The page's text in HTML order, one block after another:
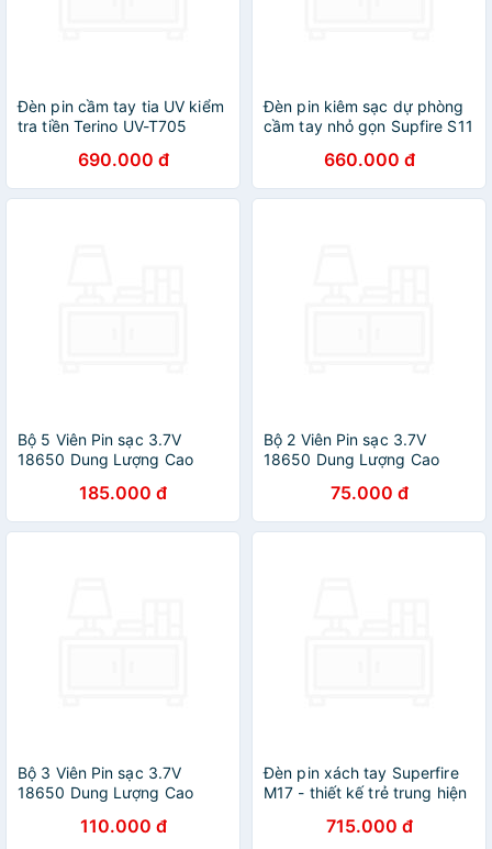
Đèn pin cầm tay tia UV kiểm
tra tiền Terino UV-T705
690.000 đ
Đèn pin kiêm sạc dự phòng
cầm tay nhỏ gọn Supfire S11
660.000 đ
Bộ 5 Viên Pin sạc 3.7V
18650 Dung Lượng Cao
Phòng, Đèn Pin, Quạt Mini,
Đồ Chơi
185.000 đ
Bộ 2 Viên Pin sạc 3.7V
18650 Dung Lượng Cao
Phòng, Đèn Pin, Quạt Mini,
Đồ Chơi
75.000 đ
Bộ 3 Viên Pin sạc 3.7V
18650 Dung Lượng Cao
Phòng, Đèn Pin, Quạt Mini,
110.000 đ
Đèn pin xách tay Superfire
M17 - thiết kế trẻ trung hiện
nhỏ gọn tiện dụng
715.000 đ